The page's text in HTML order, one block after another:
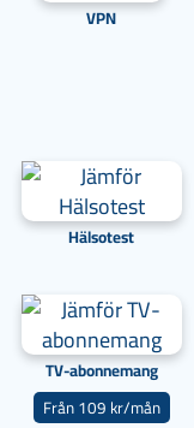
VPN
Hälsotest
TV-abonnemang
Från 109 kr/mån